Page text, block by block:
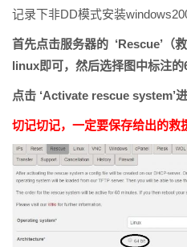
记录下非DD模式安装
首先点击服务器的 ‘Rescue’（
linux即可，然后选择图中标注的
点击 ‘Activate rescue system’
切记切记，一定要保存给出的救